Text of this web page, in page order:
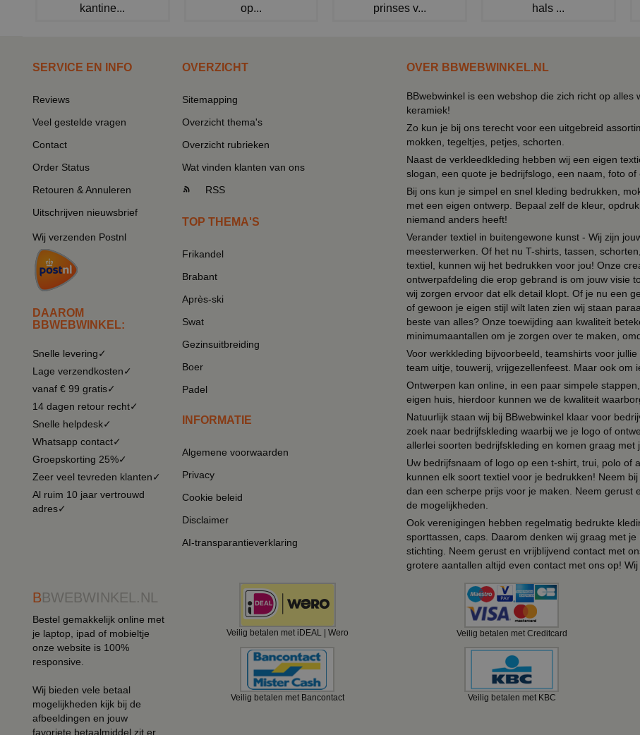
kantine...
op...
prinses v...
hals ...
SERVICE EN INFO
Reviews
Veel gestelde vragen
Contact
Order Status
Retouren & Annuleren
Uitschrijven nieuwsbrief
Wij verzenden Postnl
DAAROM
BBWEBWINKEL:
Snelle levering✓
Lage verzendkosten✓
vanaf € 99 gratis✓
14 dagen retour recht✓
Snelle helpdesk✓
Whatsapp contact✓
Groepskorting 25%✓
Zeer veel tevreden klanten✓
Al ruim 10 jaar vertrouwd
adres✓
OVERZICHT
Sitemapping
Overzicht thema's
Overzicht rubrieken
Wat vinden klanten van ons
RSS
TOP THEMA'S
Frikandel
Brabant
Après-ski
Swat
Gezinsuitbreiding
Boer
Padel
INFORMATIE
Algemene voorwaarden
Privacy
Cookie beleid
Disclaimer
AI-transparantieverklaring
OVER BBWEBWINKEL.NL
BBwebwinkel is een webshop die zich richt op
keramiek!
Zo kun je bij ons terecht voor een uitgebreid
mokken, tegeltjes, petjes, schorten.
Naast de verkleedkleding hebben wij een eigen
slogan, een quote je bedrijfslogo, een naam, foto
Bij ons kun je simpel en snel kleding bedrukken,
met een eigen ontwerp. Bepaal zelf de kleur,
niemand anders heeft!
Verander textiel in buitengewone kunst - Wij zijn
meesterwerken. Of het nu T-shirts, tassen,
textiel, kunnen wij het bedrukken voor jou! Onze
ontwerpafdeling die erop gebrand is om jouw visie
wij zorgen ervoor dat elk detail klopt. Of je nu een
of gewoon je eigen stijl wilt laten zien wij staan
beste van alles? Onze toewijding aan kwaliteit
minimumaantallen om je zorgen over te maken,
Voor werkkleding bijvoorbeeld, teamshirts voor
team uitje, touwerij, vrijgezellenfeest. Maar ook om
Ontwerpen kan online, in een paar simpele
eigen huis, hierdoor kunnen we de kwaliteit
Natuurlijk staan wij bij BBwebwinkel klaar voor
zoek naar bedrijfskleding waarbij we je logo of
allerlei soorten bedrijfskleding en komen graag met
Uw bedrijfsnaam of logo op een t-shirt, trui, polo of
kunnen elk soort textiel voor je bedrukken! Neem
dan een scherpe prijs voor je maken. Neem gerust
de mogelijkheden.
Ook verenigingen hebben regelmatig bedrukte
sporttassen, caps. Daarom denken wij graag met
stichting. Neem gerust en vrijblijvend contact met
grotere aantallen altijd even contact met ons op!
BBWEBWINKEL.NL
Bestel gemakkelijk online met
je laptop, ipad of mobieltje
onze website is 100%
responsive.
Wij bieden vele betaal
mogelijkheden kijk bij de
afbeeldingen en jouw
favoriete betaalmiddel zit er
Veilig betalen met iDEAL | Wero Veilig betalen met Creditcard
Veilig betalen met Bancontact Veilig betalen met KBC